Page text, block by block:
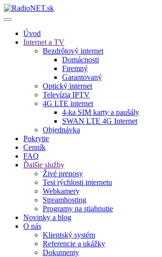
Úvod
Internet a TV
Bezdrôtový internet
Domácnosti
Firemný
Garantovaný
Optický internet
Televízia IPTV
4G LTE internet
4-ka SIM karty a paušály
SWAN LTE 4G Internet
Objednávka
Pokrytie
Cenník
FAQ
Ďalšie služby
Živé prenosy
Test rýchlosti internetu
Webkamery
Streamhosting
Programy na stiahnutie
Novinky a blog
O nás
Klientský systém
Referencie a ukážky
Dokumenty